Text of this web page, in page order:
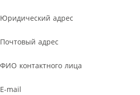
Юридический адрес
Почтовый адрес
ФИО контактного лица
E-mail